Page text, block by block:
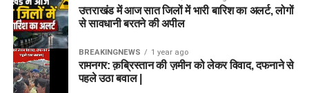
उत्तराखंड में आज सात जिलों में भारी बारिश का अलर्ट, लोगों
से सावधानी बरतने की अपील
BREAKINGNEWS 1 year ago
रामनगर: क़ब्रिस्तान की ज़मीन को लेकर विवाद, दफनाने से
पहले उठा बवाल |